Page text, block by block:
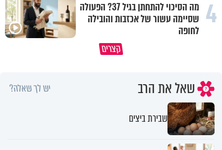
4
מה הסיכוי להתחתן בגיל 37? הפעולה
שסיימה עשור של אכזבות והובילה
לחופה
קצריםתשתמש באהבה של השם לטובתך
פותחים פתח קטן - ומקבלים
שאל את הרב יש לך שאלה?
שבירת ביצים